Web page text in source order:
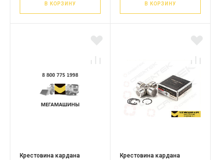
В КОРЗИНУ В КОРЗИНУ
Крестовина кардана
Крестовина кардана